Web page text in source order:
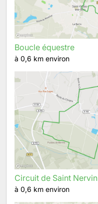
Boucle équestre
à 0,6 km environ
Circuit de Saint Nervin
à 0,6 km environ